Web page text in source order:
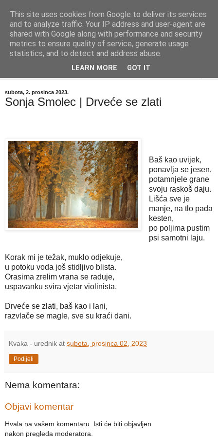
"Kvaka"
Časopis za književnost ISSN 2459-5632
subota, 2. prosinca 2023.
Sonja Smolec | Drveće se zlati
Baš kao uvijek,
ponavlja se jesen,
potamnjele grane
svoju raskoš daju.
Lišća sve je
manje, na tlo pada
kesten,
po poljima pustim
psi samotni laju.
Korak mi je težak, muklo odjekuje,
u potoku voda još stidljivo blista.
Orasima zrelim vrana se raduje,
uspavanku svira vjetar violinista.
Drveće se zlati, baš kao i lani,
razvlače se magle, sve su kraći dani.
Kvaka - urednik at subota, prosinca 02, 2023
Podijeli
Nema komentara:
Objavi komentar
Hvala na vašem komentaru. Isti će biti objavljen
nakon pregleda moderatora.
This site uses cookies from Google to deliver its services
and to analyze traffic. Your IP address and user-agent are
shared with Google along with performance and security
metrics to ensure quality of service, generate usage
statistics, and to detect and address abuse.
LEARN MORE GOT IT